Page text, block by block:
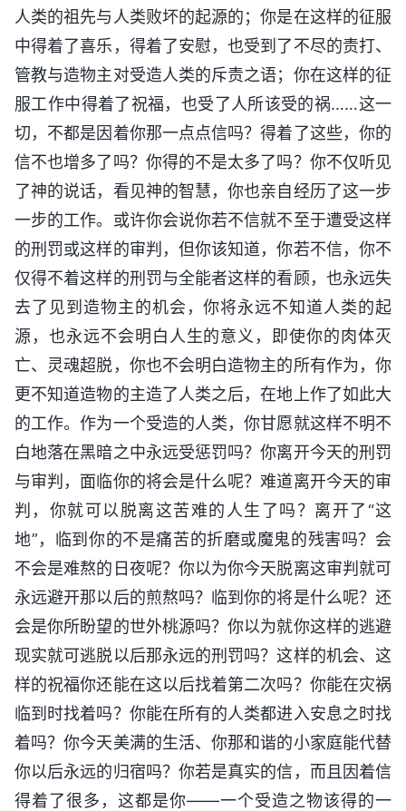
人类的祖先与人类败坏的起源的；你是在这样的征服
中得着了喜乐，得着了安慰，也受到了不尽的责打、
管教与造物主对受造人类的斥责之语；你在这样的征
服工作中得着了祝福，也受了人所该受的祸……这一
切，不都是因着你那一点点信吗？得着了这些，你的
信不也增多了吗？你得的不是太多了吗？你不仅听见
了神的说话，看见神的智慧，你也亲自经历了这一步
一步的工作。或许你会说你若不信就不至于遭受这样
的刑罚或这样的审判，但你该知道，你若不信，你不
仅得不着这样的刑罚与全能者这样的看顾，也永远失
去了见到造物主的机会，你将永远不知道人类的起
源，也永远不会明白人生的意义，即使你的肉体灭
亡、灵魂超脱，你也不会明白造物主的所有作为，你
更不知道造物的主造了人类之后，在地上作了如此大
的工作。作为一个受造的人类，你甘愿就这样不明不
白地落在黑暗之中永远受惩罚吗？你离开今天的刑罚
与审判，面临你的将会是什么呢？难道离开今天的审
判，你就可以脱离这苦难的人生了吗？离开了“这
地”，临到你的不是痛苦的折磨或魔鬼的残害吗？会
不会是难熬的日夜呢？你以为你今天脱离这审判就可
永远避开那以后的煎熬吗？临到你的将是什么呢？还
会是你所盼望的世外桃源吗？你以为就你这样的逃避
现实就可逃脱以后那永远的刑罚吗？这样的机会、这
样的祝福你还能在这以后找着第二次吗？你能在灾祸
临到时找着吗？你能在所有的人类都进入安息之时找
着吗？你今天美满的生活、你那和谐的小家庭能代替
你以后永远的归宿吗？你若是真实的信，而且因着信
得着了很多，这都是你——一个受造之物该得的一